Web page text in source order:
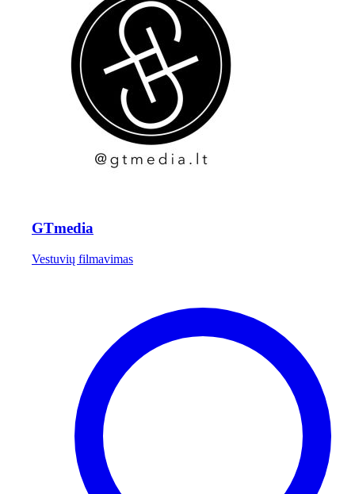
GTmedia
Vestuvių filmavimas